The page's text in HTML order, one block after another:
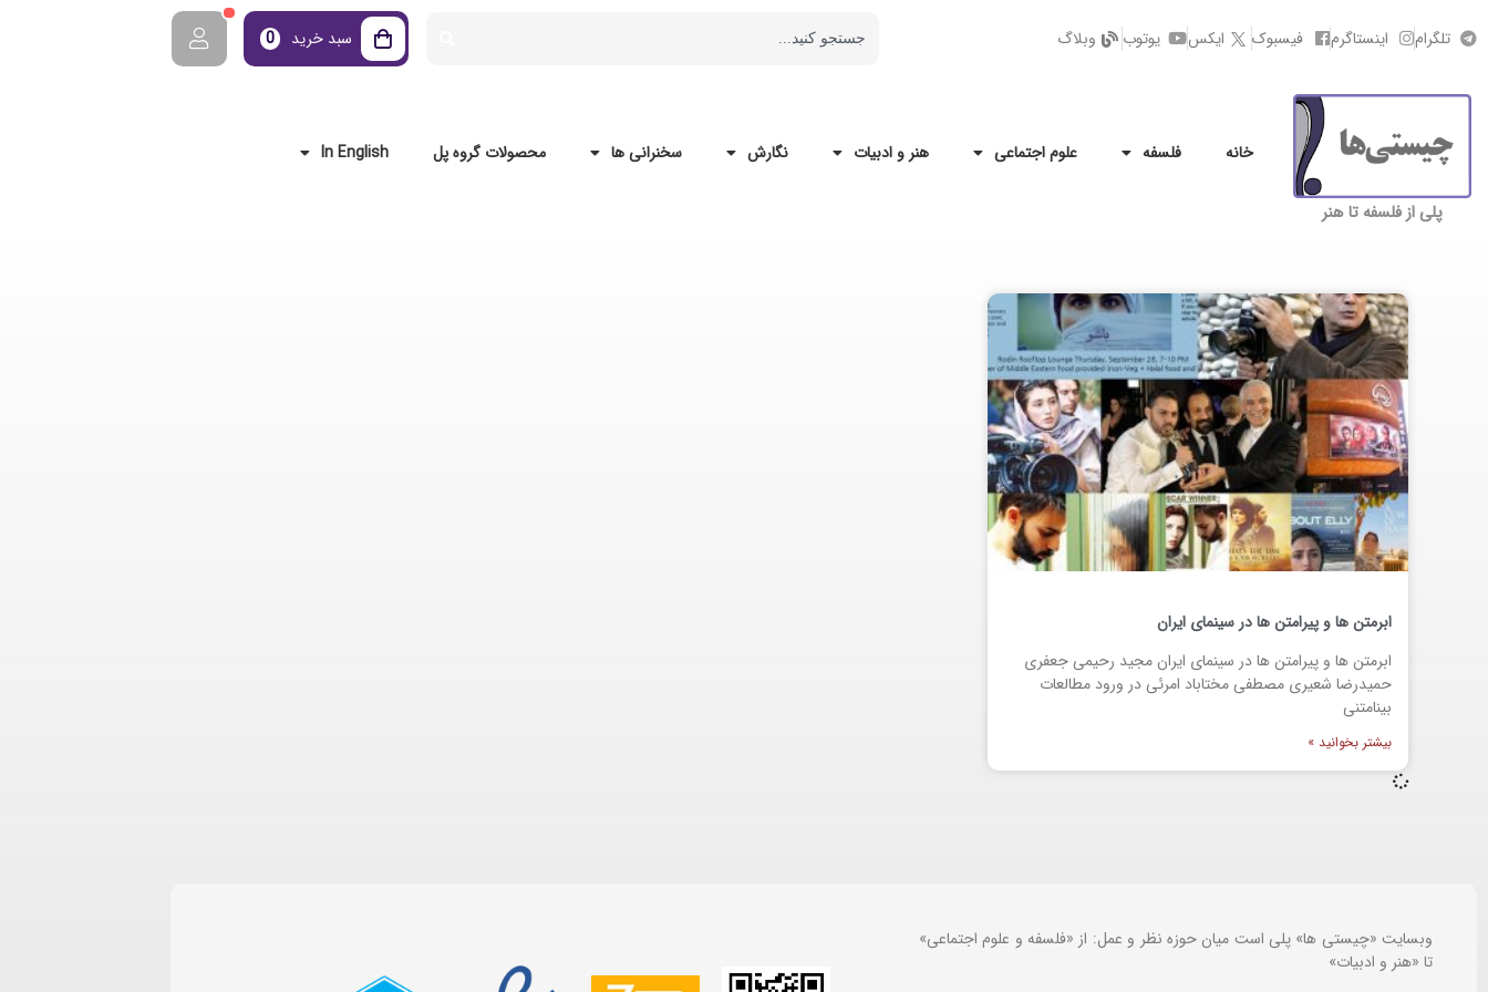
تلگرام اینستاگرم فیسبوک ایکس یوتوب وبلاگ سبد خرید 0
پلی از فلسفه تا هنر
خانه فلسفه علوم اجتماعی هنر و ادبیات نگارش سخنرانی ها محصولات گروه پل In English
ابرمتن ها و پیرامتن ها در سینمای ایران
ابرمتن ها و پیرامتن ها در سینمای ایران مجید رحیمی جعفری
حمیدرضا شعیری مصطفی مختاباد امرئی در ورود مطالعات
بینامتنی
بیشتر بخوانید »
وبسایت «چیستی ها» پلی است میان حوزه نظر و عمل: از «فلسفه و علوم اجتماعی»
تا «هنر و ادبیات»